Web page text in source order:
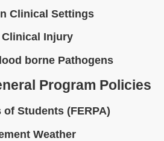
Clinical Settings
Injury
borne Pathogens
Program Policies
Students (FERPA)
Weather